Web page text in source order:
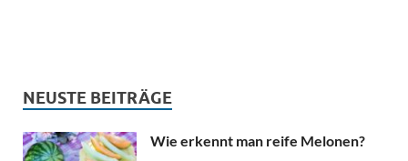
NEUSTE BEITRÄGE
Wie erkennt man reife Melonen?